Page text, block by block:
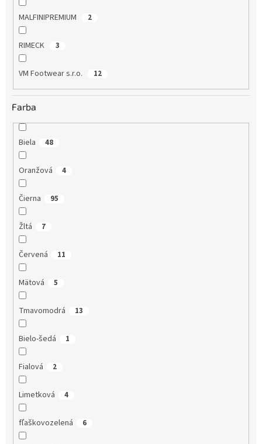
MALFINIPREMIUM 2
RIMECK 3
VM Footwear s.r.o. 12
Farba
Biela 48
Oranžová 4
Čierna 95
Žltá 7
Červená 11
Mätová 5
Tmavomodrá 13
Bielo-šedá 1
Fialová 2
Limetková 4
fľaškovozelená 6